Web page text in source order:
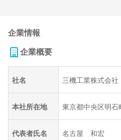
企業情報
企業概要
社名 三機工業株式会社
本社所在地 東京都中央区明石
代表者氏名 名古屋 和宏